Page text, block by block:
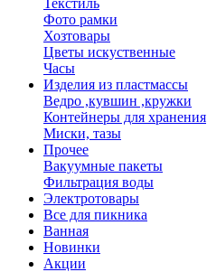
Текстиль
Фото рамки
Хозтовары
Цветы искуственные
Часы
Изделия из пластмассы
Ведро ,кувшин ,кружки
Контейнеры для хранения
Миски, тазы
Прочее
Вакуумные пакеты
Фильтрация воды
Электротовары
Все для пикника
Ванная
Новинки
Акции